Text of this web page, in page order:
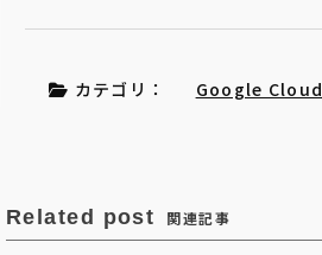
カテゴリ： Google Cloud
Related post 関連記事